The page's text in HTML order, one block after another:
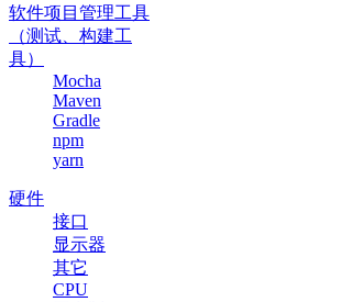
软件项目管理工具
（测试、构建工
具）
Mocha
Maven
Gradle
npm
yarn
硬件
接口
显示器
其它
CPU